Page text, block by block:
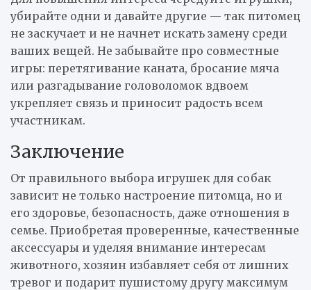
убирайте одни и давайте другие — так питомец
не заскучает и не начнет искать замену среди
ваших вещей. Не забывайте про совместные
игры: перетягивание каната, бросание мяча
или разгадывание головоломок вдвоем
укрепляет связь и приносит радость всем
участникам.
Заключение
От правильного выбора игрушек для собак
зависит не только настроение питомца, но и
его здоровье, безопасность, даже отношения в
семье. Приобретая проверенные, качественные
аксессуары и уделяя внимание интересам
животного, хозяин избавляет себя от лишних
тревог и подарит пушистому другу максимум